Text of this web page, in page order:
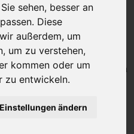
sehen, besser an
Diese
außerdem, um
um zu verstehen,
kommen oder um
zu entwickeln.
Einstellungen ändern
des ML-Club-
Foren des ML-Club-
MLCDForen“) wird zwischen
folgenden Regelungen